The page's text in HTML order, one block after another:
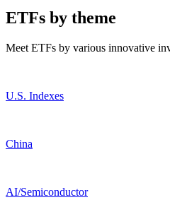
ETFs by theme
Meet ETFs by various innovative
U.S. Indexes
China
AI/Semiconductor